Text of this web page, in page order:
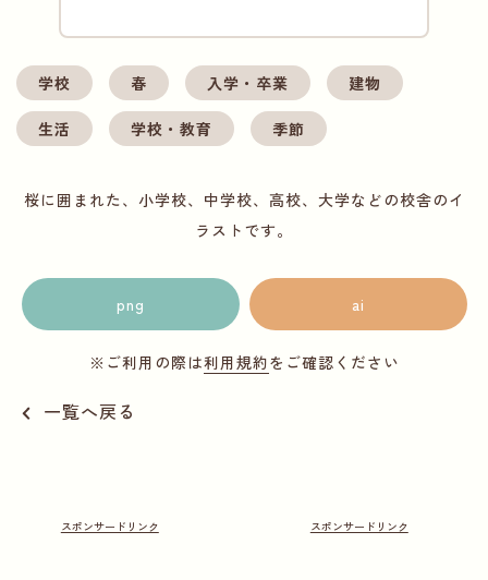
学校 春 入学・卒業 建物
生活 学校・教育 季節
桜に囲まれた、小学校、中学校、高校、大学などの校舎のイ
ラストです。
png ai
※ご利用の際は利用規約をご確認ください
一覧へ戻る